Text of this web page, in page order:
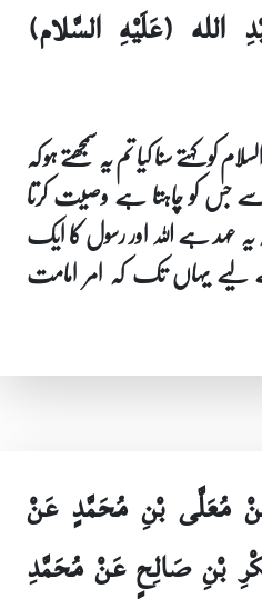
(عَلَيْهِ السَّلام)
کہتے سنا کیا تم یہ سمجھتے ہو کہ
کو چاہتا ہے وصیت کرتا
عہد ہے اللہ اور رسول کا ایک
یہاں تک کہ امر امامت
مُعَلَّى بْنِ مُحَمَّدٍ عَنْ
بْنِ صَالِحٍ عَنْ مُحَمَّدِ